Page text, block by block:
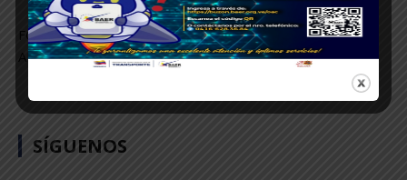
FOTOS: AEROPUERTOS DE TÁCHIRA, ZULIA,
ANZOÁTEGUI y NUEVA ESPARTA.
SÍGUENOS